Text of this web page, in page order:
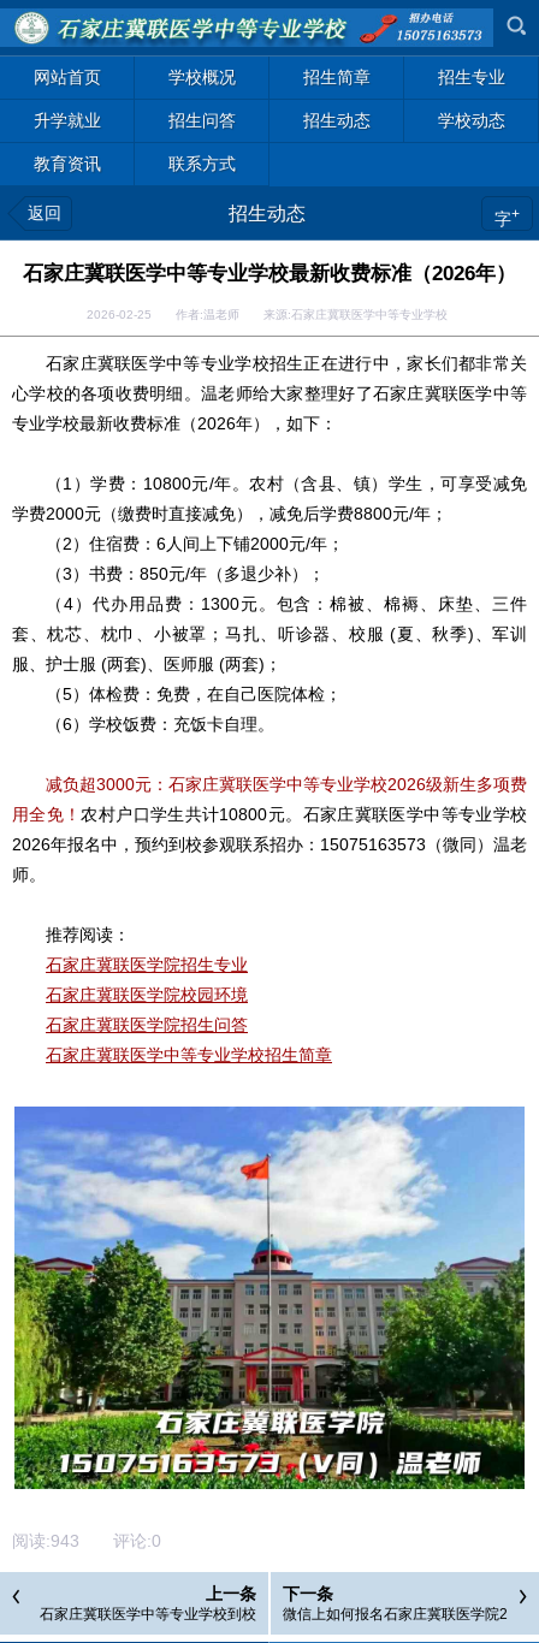
网站首页 学校概况 招生简章 招生专业
升学就业 招生问答 招生动态 学校动态
教育资讯 联系方式
返回 招生动态 字+
石家庄冀联医学中等专业学校最新收费标准（2026年）
2026-02-25 作者:温老师 来源:石家庄冀联医学中等专业学校
石家庄冀联医学中等专业学校招生正在进行中，家长们都非常关
心学校的各项收费明细。温老师给大家整理好了石家庄冀联医学中等
专业学校最新收费标准（2026年），如下：
（1）学费：10800元/年。农村（含县、镇）学生，可享受减免
学费2000元（缴费时直接减免），减免后学费8800元/年；
（2）住宿费：6人间上下铺2000元/年；
（3）书费：850元/年（多退少补）；
（4）代办用品费：1300元。包含：棉被、棉褥、床垫、三件
套、枕芯、枕巾、小被罩；马扎、听诊器、校服 (夏、秋季)、军训
服、护士服 (两套)、医师服 (两套)；
（5）体检费：免费，在自己医院体检；
（6）学校饭费：充饭卡自理。
减负超3000元：石家庄冀联医学中等专业学校2026级新生多项费
用全免！ 农村户口学生共计10800元。 石家庄冀联医学中等专业学校
2026年报名中， 预约到校参观联系招办：15075163573（微同）温老
师。
推荐阅读：
石家庄冀联医学院招生专业
石家庄冀联医学院校园环境
石家庄冀联医学院招生问答
石家庄冀联医学中等专业学校招生简章
阅读:943 评论:0
上一条
石家庄冀联医学中等专业学校到校
下一条
微信上如何报名石家庄冀联医学院2